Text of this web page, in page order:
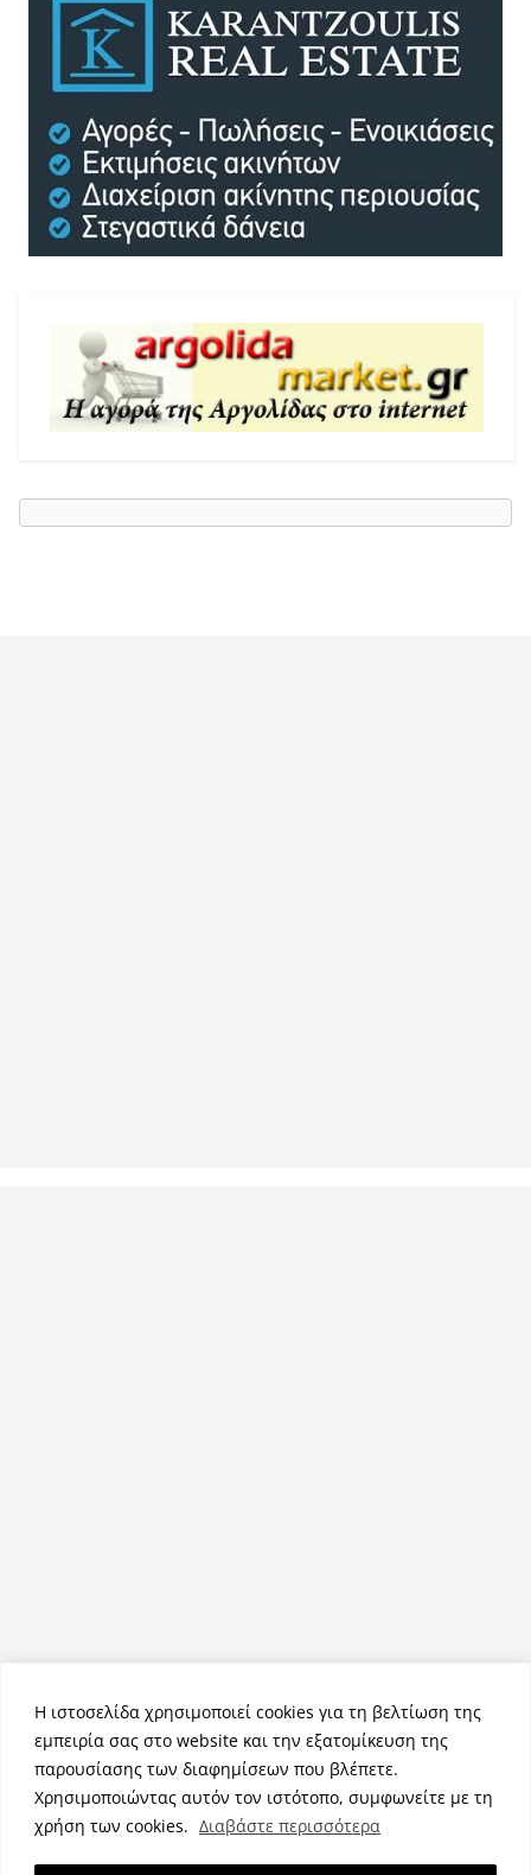
Η ιστοσελίδα χρησιμοποιεί cookies για τη βελτίωση της
εμπειρία σας στο website και την εξατομίκευση της
παρουσίασης των διαφημίσεων που βλέπετε.
Χρησιμοποιώντας αυτόν τον ιστότοπο, συμφωνείτε με τη
χρήση των cookies. Διαβάστε περισσότερα
Πνευματικά Δικαιώματα © 2026NemeaPress. Τα πνευματικά
δικαιώματα προστατεύονται.
Θέμα:ColorMagαπό ThemeGrill. Κατασκευασμένο με